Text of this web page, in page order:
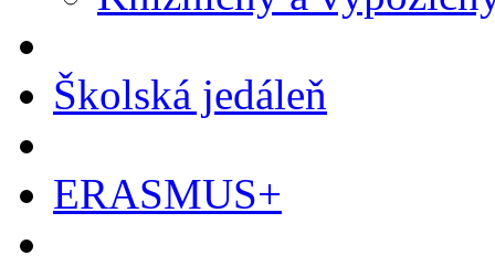
Školská jedáleň
ERASMUS+